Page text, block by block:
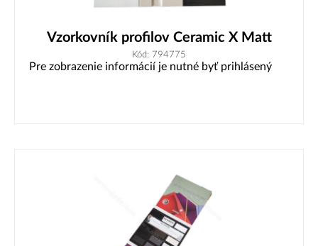
Vzorkovník profilov Ceramic X Matt
Kód: 794775
Pre zobrazenie informácií je nutné byť prihlásený